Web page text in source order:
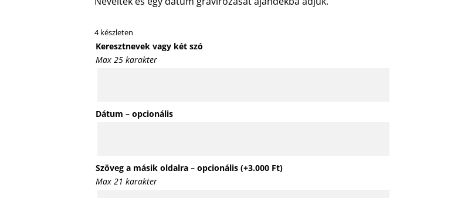
4 készleten
Keresztnevek vagy két szó
Max 25 karakter
Dátum – opcionális
Szöveg a másik oldalra – opcionális (+3.000 Ft)
Max 21 karakter